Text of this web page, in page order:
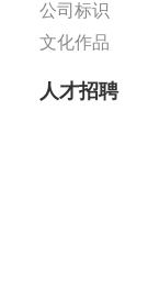
公司标识
文化作品
人才招聘